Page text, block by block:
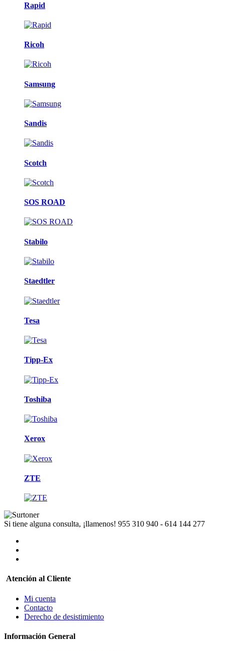
Rapid
Ricoh
Samsung
Sandis
Scotch
SOS ROAD
Stabilo
Staedtler
Tesa
Tipp-Ex
Toshiba
Xerox
ZTE
Si tiene alguna consulta, ¡llamenos! 955 310 940 - 614 144 277
Atención al Cliente
Mi cuenta
Contacto
Derecho de desistimiento
Información General